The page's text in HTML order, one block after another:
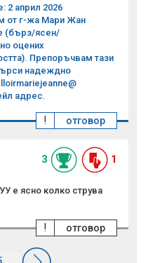
2 април 2026
от г-жа Мари Жан
(бърз/ясен/
оцених
Препоръчвам тази
надеждно
адрес.
отговор
!
3 1
е ясно колко струва
отговор
!